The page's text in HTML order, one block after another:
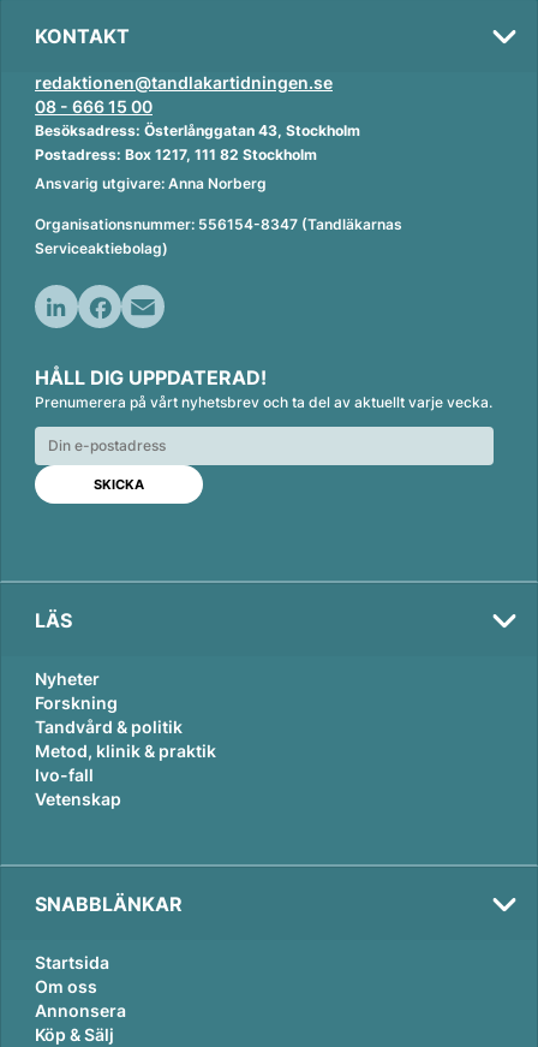
KONTAKT
redaktionen@tandlakartidningen.se
08 - 666 15 00
Besöksadress: Österlånggatan 43, Stockholm
Postadress: Box 1217, 111 82 Stockholm
Ansvarig utgivare: Anna Norberg
Organisationsnummer: 556154-8347 (Tandläkarnas
Serviceaktiebolag)
n
k
e
d
n
c
e
b
o
o
k
a
i
l
HÅLL DIG UPPDATERAD!
Prenumerera på vårt nyhetsbrev och ta del av aktuellt varje vecka.
LÄS
Nyheter
Forskning
Tandvård & politik
Metod, klinik & praktik
Ivo-fall
Vetenskap
SNABBLÄNKAR
Startsida
Om oss
Annonsera
Köp & Sälj